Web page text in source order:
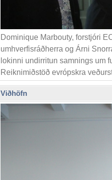
Dominique Marbouty, forstjóri
umhverfisráðherra og Árni
lokinni undirritun samnings um
Reiknimiðstöð evrópskra
Viðhöfn